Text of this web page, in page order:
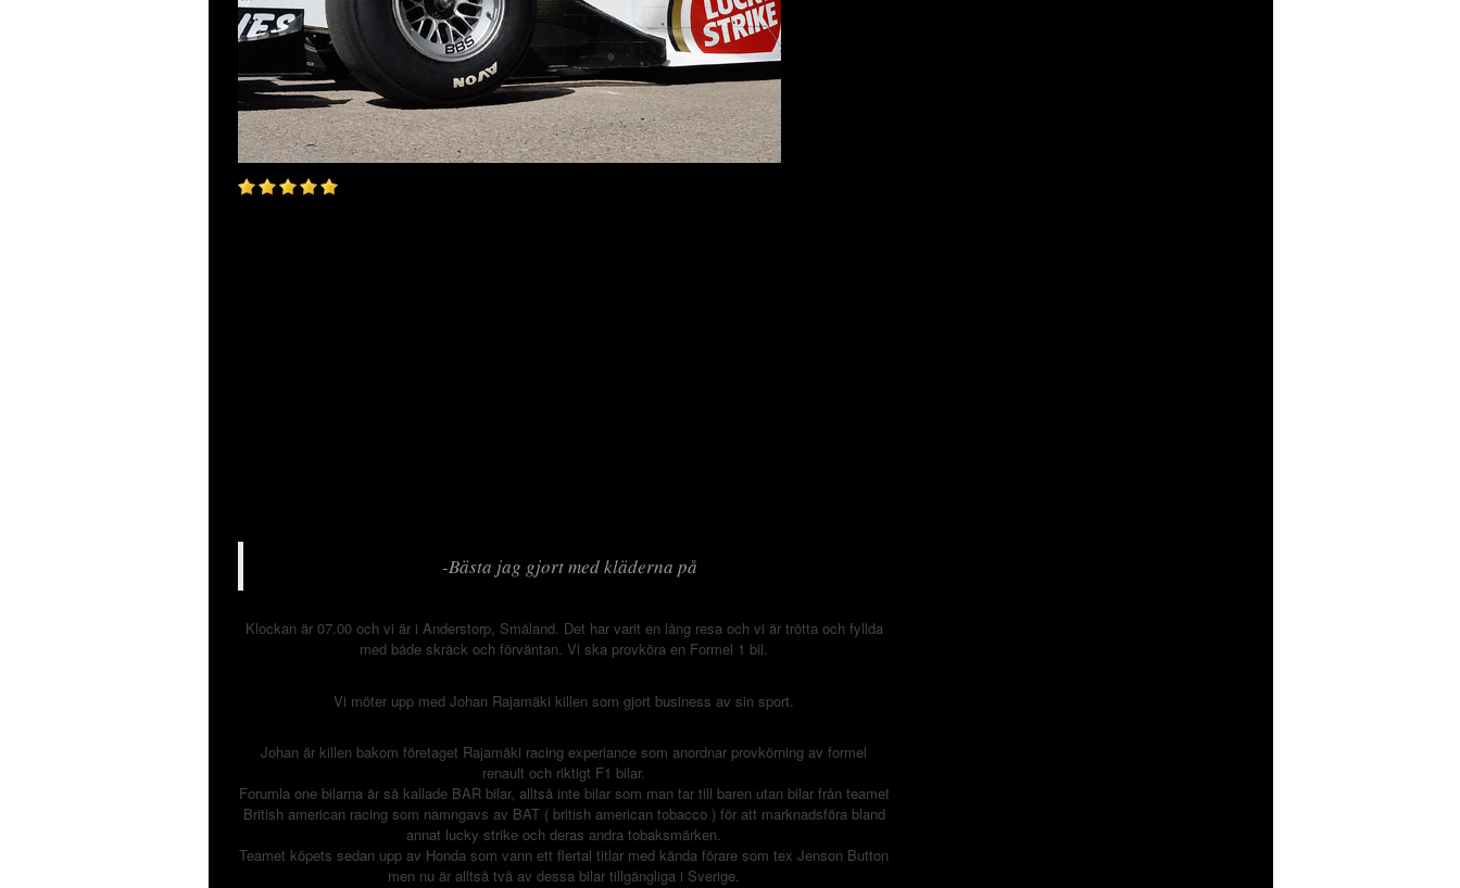
-Bästa jag gjort med kläderna på
Klockan är 07.00 och vi är i Anderstorp, Småland. Det har varit en lång resa och vi är trötta och fyllda
med både skräck och förväntan. Vi ska provköra en Formel 1 bil.
Vi möter upp med Johan Rajamäki killen som gjort business av sin sport.
Johan är killen bakom företaget Rajamäki racing experiance som anordnar provkörning av formel
renault och riktigt F1 bilar.
Forumla one bilarna är så kallade BAR bilar, alltså inte bilar som man tar till baren utan bilar från teamet
British american racing som namngavs av BAT ( british american tobacco ) för att marknadsföra bland
annat lucky strike och deras andra tobaksmärken.
Teamet köpets sedan upp av Honda som vann ett flertal titlar med kända förare som tex Jenson Button
men nu är alltså två av dessa bilar tillgängliga i Sverige.